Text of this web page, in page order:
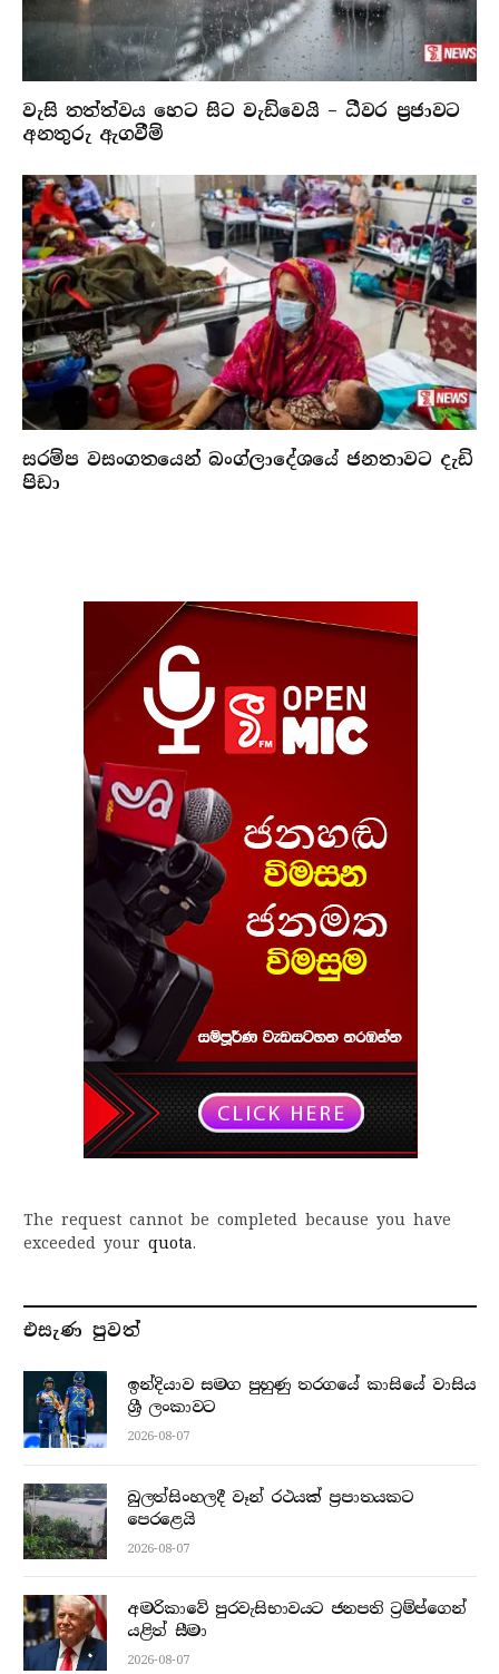
වැසි තත්ත්වය හෙට සිට වැඩිවෙයි – ධීවර ප්‍රජාවට
අනතුරු ඇගවීම්
සරම්ප වසංගතයෙන් බංග්ලාදේශයේ ජනතාවට දැඩි
පිඩා
The request cannot be completed because you have
exceeded your quota.
එසැණ පුව​ත්
ඉන්දියාව සමග පුහුණු තරගයේ කාසියේ වාසිය
ශ්‍රී ලංකාවට
2026-08-07
බුලත්සිංහලදී වෑන් රථයක් ප්‍රපාතයකට
පෙරළෙයි
2026-08-07
අමරිකාවේ පුරවැසිභාවයට ජනපති ට්‍රම්ප්ගෙන්
යළිත් සීමා
2026-08-07